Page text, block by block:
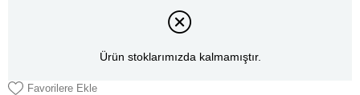
Ürün stoklarımızda kalmamıştır.
Favorilere Ekle